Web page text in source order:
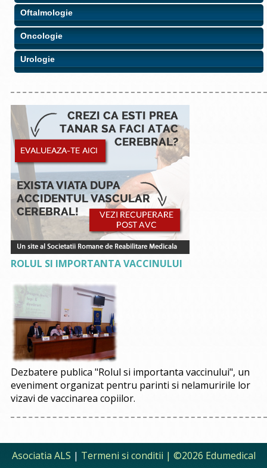
Oftalmologie
Oncologie
Urologie
ROLUL SI IMPORTANTA VACCINULUI
Dezbatere publica "Rolul si importanta vaccinului", un
eveniment organizat pentru parinti si nelamuririle lor
vizavi de vaccinarea copiilor.
Asociatia ALS | Termeni si conditii | ©2026 Edumedical